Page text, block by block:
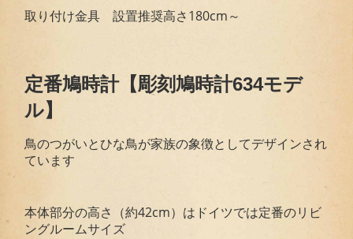
取り付け金具 設置推奨高さ180cm～
定番鳩時計【彫刻鳩時計634モデ
ル】
鳥のつがいとひな鳥が家族の象徴としてデザインされ
ています
本体部分の高さ（約42cm）はドイツでは定番のリビ
ングルームサイズ